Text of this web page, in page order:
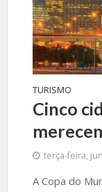
TURISMO
Cinco
terça-feira,
A Copa do